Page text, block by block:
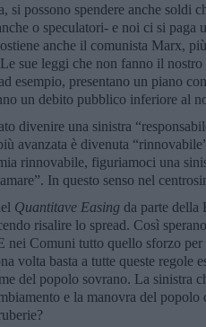
si possono spendere anche soldi
o speculatori- e noi ci si paga
anche il comunista Marx,
sue leggi che non fanno il
esempio, presentano un piano
un debito pubblico inferiore al
divenire una sinistra
avanzata è divenuta
rinnovabile, figuriamoci una
In questo senso nel
Quantitave Easing da parte della
risalire lo spread. Così
nei Comuni tutto quello sforzo
volta basta a tutte queste regole
del popolo sovrano. La sinistra
e la manovra del